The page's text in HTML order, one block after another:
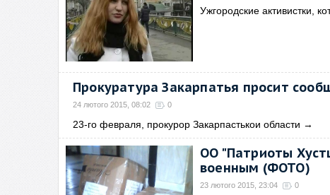
Ужгородские активистки,
Прокуратура Закарпатья просит
24 лютого 2015, 08:02 0
23-го февраля, прокурор Закарпастькои области →
ОО "Патриоты
военным (ФОТО)
23 лютого 2015, 23:04 0